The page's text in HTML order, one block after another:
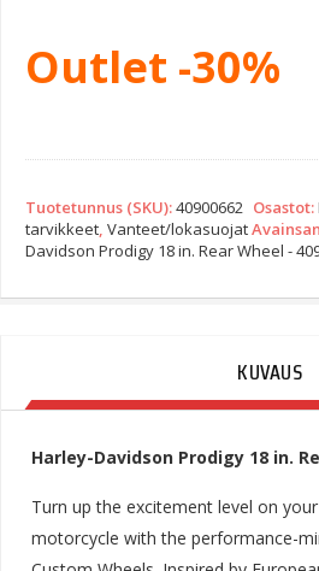
Outlet -30%
Tuotetunnus (SKU):40900662 Osastot:
tarvikkeet Vanteet/lokasuojat
Davidson Prodigy 18 in. Rear Wheel -
KUVAUS
Harley-Davidson Prodigy 18 in.
Turn up the excitement level on
motorcycle with the performance-